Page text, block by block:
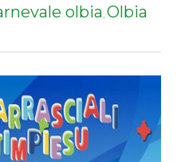
olbia, Olbia